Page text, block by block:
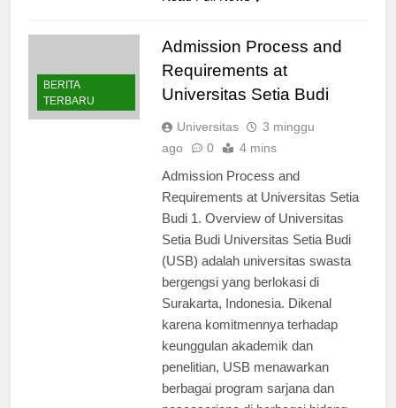
BERITA
Admission Process and
Requirements at
Universitas
3 minggu
Admission Process and
Requirements at Universitas Setia
Budi 1. Overview of Universitas
Setia Budi Universitas Setia Budi
(USB) adalah universitas swasta
bergengsi yang berlokasi di
Surakarta, Indonesia. Dikenal
karena komitmennya terhadap
keunggulan akademik dan
penelitian, USB menawarkan
berbagai program sarjana dan